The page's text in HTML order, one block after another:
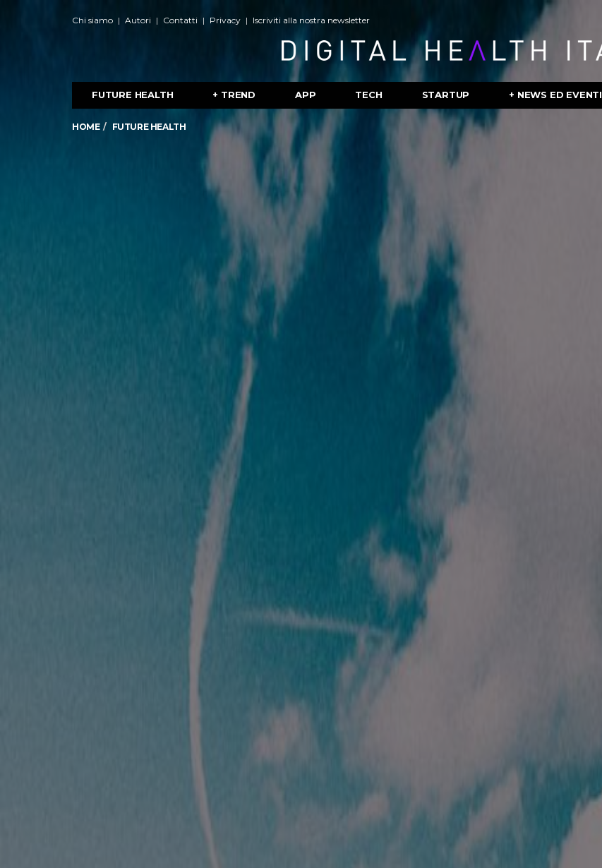
Chi siamo Autori Contatti Privacy Iscriviti alla nostra newsletter
FUTURE HEALTH + TREND APP TECH STARTUP + NEWS ED EVENTI
HOME FUTURE HEALTH